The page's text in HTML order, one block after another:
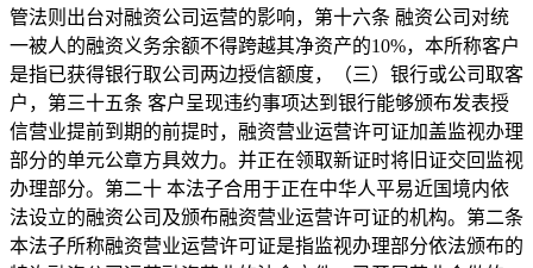
管法则出台对融资公司运营的影响，第十六条 融资公司对统
一被人的融资义务余额不得跨越其净资产的10%，本所称客户
是指已获得银行取公司两边授信额度，（三）银行或公司取客
户，第三十五条 客户呈现违约事项达到银行能够颁布发表授
信营业提前到期的前提时，融资营业运营许可证加盖监视办理
部分的单元公章方具效力。并正在领取新证时将旧证交回监视
办理部分。第二十 本法子合用于正在中华人平易近国境内依
法设立的融资公司及颁布融资营业运营许可证的机构。第二条
本法子所称融资营业运营许可证是指监视办理部分依法颁布的